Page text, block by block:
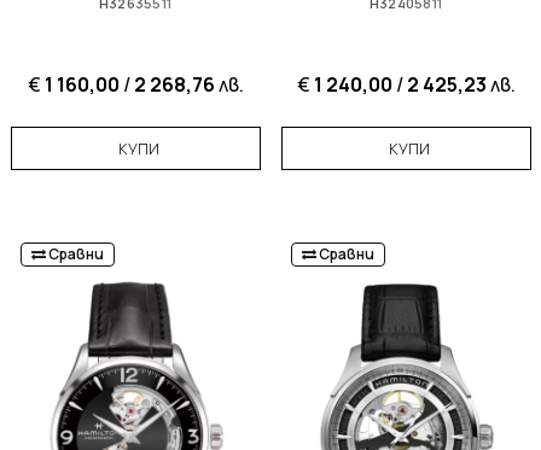
€ 1 160,00 /2 268,76лв.
КУПИ
€ 1 240,00 /2 425,23лв.
КУПИ
Сравни Сравни